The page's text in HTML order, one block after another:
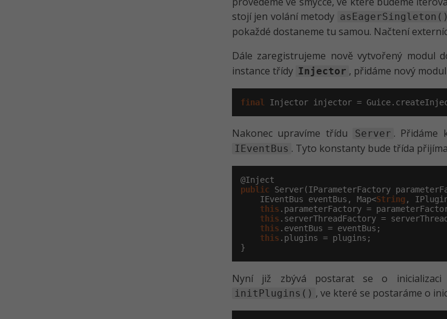
stojí jen volání metody asEagerSingleton()
pokaždé dostaneme tu samou. Načtení
Dále zaregistrujeme nově vytvořený modul
instance třídy Injector , přidáme nový modul
final Injector injector =
Nakonec upravíme třídu Server . Přidáme
IEventBus . Tyto konstanty bude třída
public Server(IParameterFactory
    IEventBus eventBus, Map<
String,
this .parameterFactory =
this .serverThreadFactory =
this .eventBus = eventBus;
this .plugins = plugins;
}
Nyní již zbývá postarat se o
initPlugins() , ve které se postaráme o